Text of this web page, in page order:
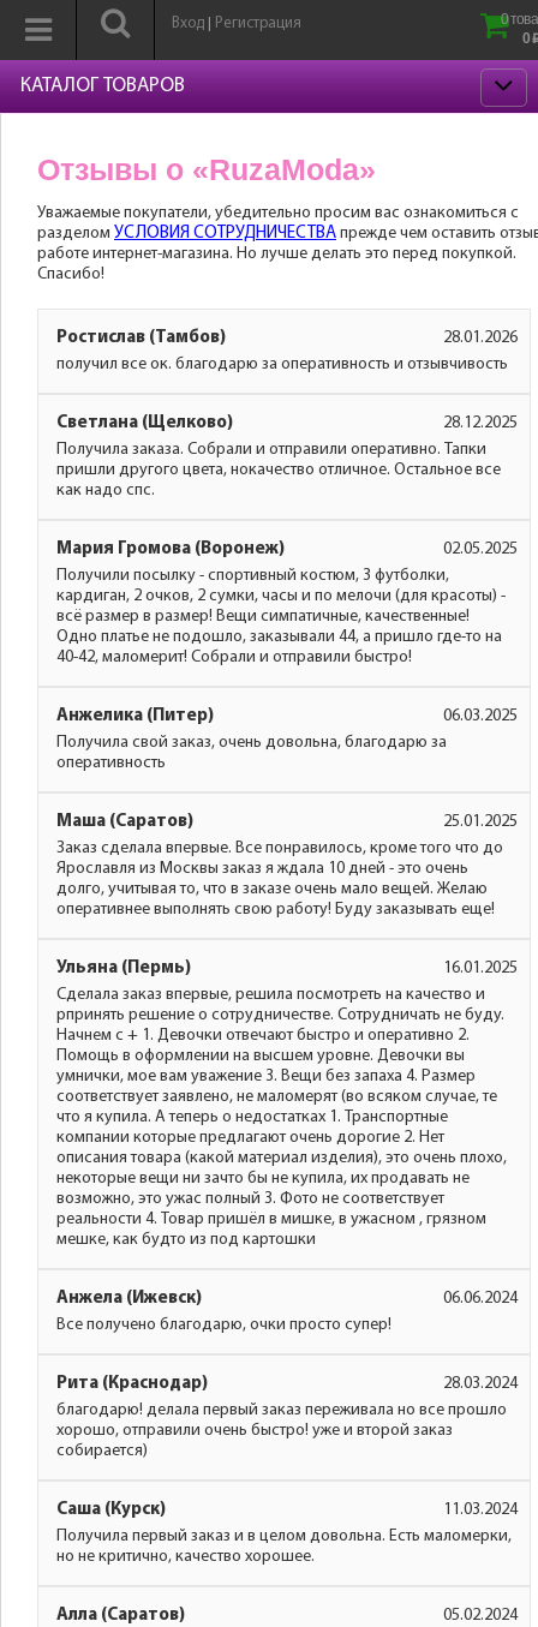
Вход Регистрация
0
0
КАТАЛОГ ТОВАРОВ
Отзывы о «RuzaModa»
Уважаемые покупатели, убедительно просим вас ознакомиться с
разделом УСЛОВИЯ СОТРУДНИЧЕСТВА прежде чем оставить
работе интернет-магазина. Но лучше делать это перед покупкой.
Спасибо!
Ростислав (Тамбов)
28.01.2026
получил все ок. благодарю за оперативность и отзывчивость
Светлана (Щелково)
28.12.2025
Получила заказа. Собрали и отправили оперативно. Тапки
пришли другого цвета, нокачество отличное. Остальное все
как надо спс.
Мария Громова (Воронеж)
02.05.2025
Получили посылку - спортивный костюм, 3 футболки,
кардиган, 2 очков, 2 сумки, часы и по мелочи (для красоты) -
всё размер в размер! Вещи симпатичные, качественные!
Одно платье не подошло, заказывали 44, а пришло где-то на
40-42, маломерит! Собрали и отправили быстро!
Анжелика (Питер)
06.03.2025
Получила свой заказ, очень довольна, благодарю за
оперативность
Маша (Саратов)
25.01.2025
Заказ сделала впервые. Все понравилось, кроме того что до
Ярославля из Москвы заказ я ждала 10 дней - это очень
долго, учитывая то, что в заказе очень мало вещей. Желаю
оперативнее выполнять свою работу! Буду заказывать еще!
Ульяна (Пермь)
16.01.2025
Сделала заказ впервые, решила посмотреть на качество и
рпринять решение о сотрудничестве. Сотрудничать не буду.
Начнем с + 1. Девочки отвечают быстро и оперативно 2.
Помощь в оформлении на высшем уровне. Девочки вы
умнички, мое вам уважение 3. Вещи без запаха 4. Размер
соответствует заявлено, не маломерят (во всяком случае, те
что я купила. А теперь о недостатках 1. Транспортные
компании которые предлагают очень дорогие 2. Нет
описания товара (какой материал изделия), это очень плохо,
некоторые вещи ни зачто бы не купила, их продавать не
возможно, это ужас полный 3. Фото не соответствует
реальности 4. Товар пришёл в мишке, в ужасном , грязном
мешке, как будто из под картошки
Анжела (Ижевск)
06.06.2024
Все получено благодарю, очки просто супер!
Рита (Краснодар)
28.03.2024
благодарю! делала первый заказ переживала но все прошло
хорошо, отправили очень быстро! уже и второй заказ
собирается)
Саша (Курск)
11.03.2024
Получила первый заказ и в целом довольна. Есть маломерки,
но не критично, качество хорошее.
Алла (Саратов)
05.02.2024